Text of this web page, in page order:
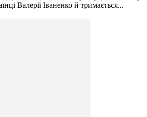
Валерії Іваненко й тримається...